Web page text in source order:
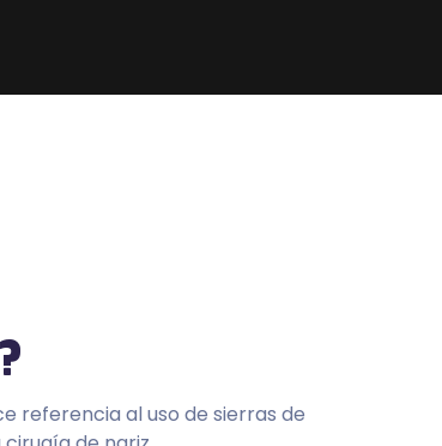
referencia al uso de sierras de